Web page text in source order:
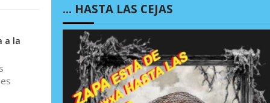
a la
… HASTA LAS CEJAS